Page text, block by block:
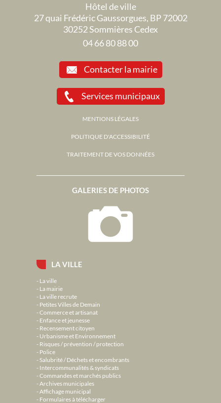
LA VILLE
La ville
La mairie
La ville recrute
Petites Villes de Demain
Commerce et artisanat
Enfance et jeunesse
Recensement citoyen
Urbanisme et Environnement
Risques / prévention / protection
Police
Salubrité / Déchets et encombrants
Intercommunalités & syndicats
Commandes et marchés publics
Archives municipales
Affichage municipal
Formulaires à télécharger
GALERIES DE PHOTOS
Hôtel de ville
27 quai Frédéric Gaussorgues, BP 72002
30252 Sommières Cedex
04 66 80 88 00
Contacter la mairie
Services municipaux
MENTIONS LÉGALES
POLITIQUE D'ACCESSIBILITÉ
TRAITEMENT DE VOS DONNÉES